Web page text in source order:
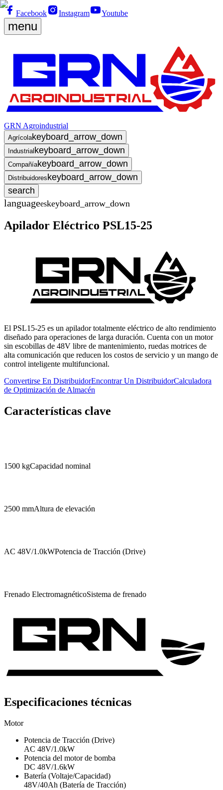
Facebook Instagram Youtube
menu
GRN Agroindustrial
Agrícolakeyboard_arrow_down
Industrial keyboard_arrow_down
Compañíakeyboard_arrow_down
Distribuidores keyboard_arrow_down
search
languageeskeyboard_arrow_down
Apilador Eléctrico PSL15-25
El PSL15-25 es un apilador totalmente eléctrico de alto rendimiento
diseñado para operaciones de larga duración. Cuenta con un motor
sin escobillas de 48V libre de mantenimiento, ruedas motrices de
alta comunicación que reducen los costos de servicio y un mango de
control inteligente multifuncional.
Convertirse En DistribuidorEncontrar Un DistribuidorCalculadora
de Optimización de Almacén
Características clave
1500 kgCapacidad nominal
2500 mmAltura de elevación
AC 48V/1.0kWPotencia de Tracción (Drive)
Frenado ElectromagnéticoSistema de frenado
Especificaciones técnicas
Motor
Potencia de Tracción (Drive)
AC 48V/1.0kW
Potencia del motor de bomba
DC 48V/1.6kW
Batería (Voltaje/Capacidad)
48V/40Ah (Batería de Tracción)